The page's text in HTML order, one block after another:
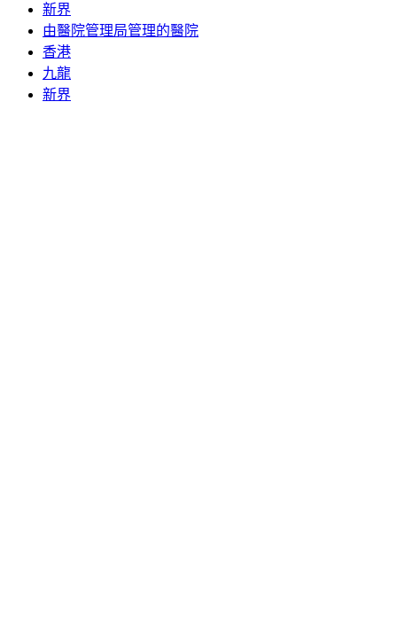
新界
由醫院管理局管理的醫院
香港
九龍
新界